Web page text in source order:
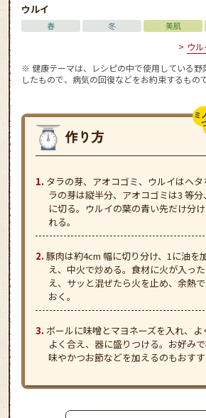
ウルイ
春 冬 美肌
ウ
※ 健康テーマは、レシピの中で使用している野
したもので、病気の回復などをお約束するもの
ミ
タラの芽、アオコゴミ、ウルイはヘ
ラの芽は縦半分、アオコゴミは3 等
に切る。ウルイの葉の青い先だけ分
れる。
豚肉は約4cm 幅に切り分け、1に油を
え、中火で炒める。食材に火が入っ
え、サッと混ぜたら火を止め、余熱
おく。
ボールに味噌とマヨネーズを入れ、よ
よく合え、器に盛りつける。お好み
味やかつお節などを加えるのもおすす